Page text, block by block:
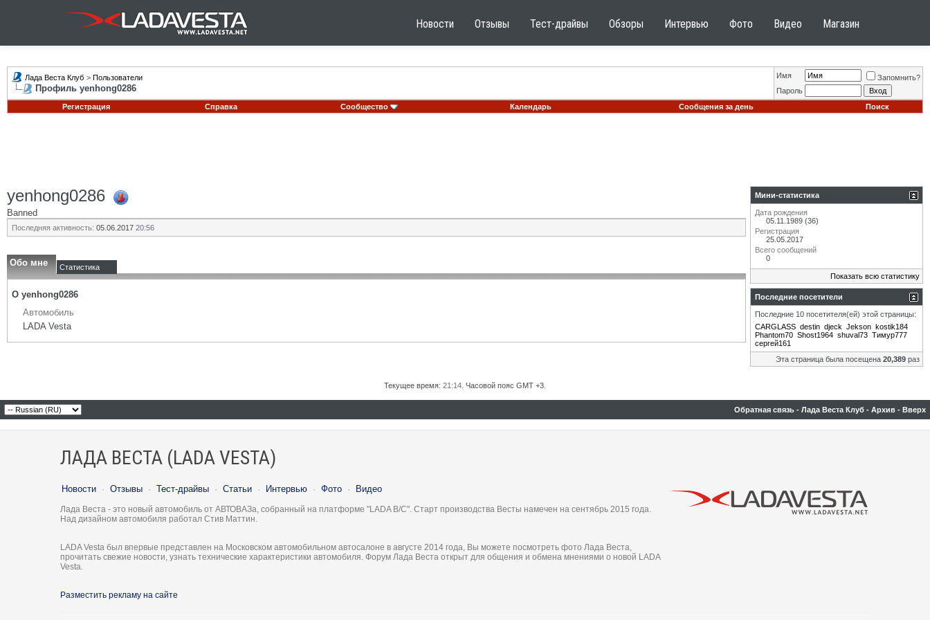
Новости Отзывы Тест-драйвы Обзоры Интервью Фото Видео Магазин
Лада Веста Клуб > Пользователи
Профиль yenhong0286
Имя
Запомнить?
Пароль
Регистрация
Справка Сообщество Календарь Сообщения за день Поиск
yenhong0286
Banned
Последняя активность: 05.06.2017 20:56
Обо мне Статистика
О yenhong0286
Автомобиль
LADA Vesta
Мини-статистика
Дата рождения
05.11.1989 (36)
Регистрация
25.05.2017
Всего сообщений
0
Показать всю статистику
Последние посетители
Последние 10 посетителя(ей) этой страницы:
CARGLASS destin djeck Jekson kostik184
Phantom70 Shost1964 shuval73 Тимур777
сергей161
Эта страница была посещена 20,389 раз
Текущее время: 21:14 . Часовой пояс GMT +3.
Обратная связь - Лада Веста Клуб - Архив - Вверх
ЛАДА ВЕСТА (LADA VESTA)
Новости · Отзывы · Тест-драйвы · Статьи · Интервью · Фото · Видео
Лада Веста - это новый автомобиль от АВТОВАЗа, собранный на платформе "LADA B/C". Старт производства Весты намечен на сентябрь 2015 года.
Над дизайном автомобиля работал Стив Маттин.
LADA Vesta был впервые представлен на Московском автомобильном автосалоне в августе 2014 года, Вы можете посмотреть фото Лада Веста,
прочитать свежие новости, узнать технические характеристики автомобиля. Форум Лада Веста открыт для общения и обмена мнениями о новой LADA
Vesta.
Разместить рекламу на сайте